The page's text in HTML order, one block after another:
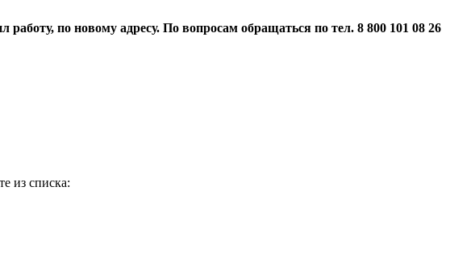
по новому адресу. По вопросам обращаться по тел. 8 800 101 08 26
из списка: